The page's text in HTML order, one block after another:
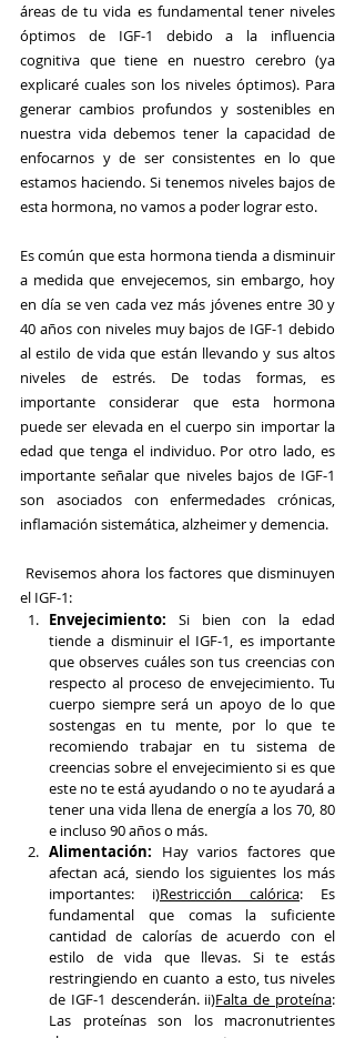
áreas de tu vida es fundamental tener niveles
óptimos de IGF-1 debido a la influencia
cognitiva que tiene en nuestro cerebro (ya
explicaré cuales son los niveles óptimos). Para
generar cambios profundos y sostenibles en
nuestra vida debemos tener la capacidad de
enfocarnos y de ser consistentes en lo que
estamos haciendo. Si tenemos niveles bajos de
esta hormona, no vamos a poder lograr esto.
Es común que esta hormona tienda a disminuir
a medida que envejecemos, sin embargo, hoy
en día se ven cada vez más jóvenes entre 30 y
40 años con niveles muy bajos de IGF-1 debido
al estilo de vida que están llevando y sus altos
niveles de estrés. De todas formas, es
importante considerar que esta hormona
puede ser elevada en el cuerpo sin importar la
edad que tenga el individuo. Por otro lado, es
importante señalar que niveles bajos de IGF-1
son asociados con enfermedades crónicas,
inflamación sistemática, alzheimer y demencia.
el IGF-1:
Envejecimiento: Si bien con la edad
tiende a disminuir el IGF-1, es importante
que observes cuáles son tus creencias con
respecto al proceso de envejecimiento. Tu
cuerpo siempre será un apoyo de lo que
sostengas en tu mente, por lo que te
recomiendo trabajar en tu sistema de
creencias sobre el envejecimiento si es que
este no te está ayudando o no te ayudará a
tener una vida llena de energía a los 70, 80
e incluso 90 años o más.
Alimentación: Hay varios factores que
afectan acá, siendo los siguientes los más
importantes: i)Restricción calórica: Es
fundamental que comas la suficiente
cantidad de calorías de acuerdo con el
estilo de vida que llevas. Si te estás
restringiendo en cuanto a esto, tus niveles
de IGF-1 descenderán. ii)Falta de proteína:
Las proteínas son los macronutrientes